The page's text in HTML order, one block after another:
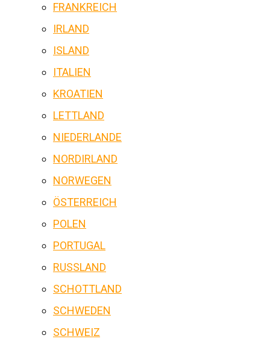
FRANKREICH
IRLAND
ISLAND
ITALIEN
KROATIEN
LETTLAND
NIEDERLANDE
NORDIRLAND
NORWEGEN
ÖSTERREICH
POLEN
PORTUGAL
RUSSLAND
SCHOTTLAND
SCHWEDEN
SCHWEIZ